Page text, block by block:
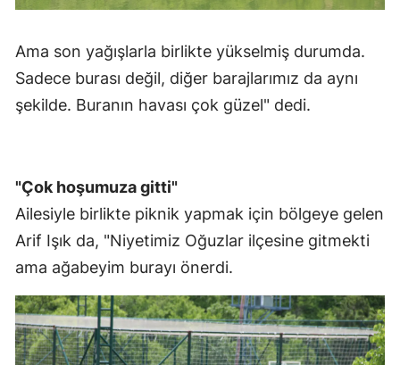
Iğdır
Yalova
Karabük
Ama son yağışlarla birlikte yükselmiş durumda.
Sadece burası değil, diğer barajlarımız da aynı
şekilde. Buranın havası çok güzel" dedi.
"Çok hoşumuza gitti"
Ailesiyle birlikte piknik yapmak için bölgeye gelen
Arif Işık da, "Niyetimiz Oğuzlar ilçesine gitmekti
ama ağabeyim burayı önerdi.